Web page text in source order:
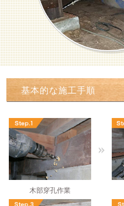
基本的な施工手順
木部穿孔作業